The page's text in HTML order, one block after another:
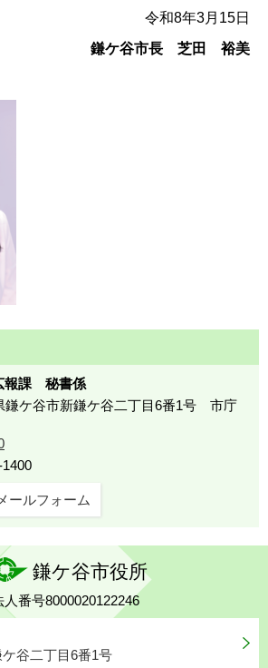
令和8年3月15日
鎌ケ谷市長 芝田 裕美
報課 秘書係
ケ谷市新鎌ケ谷二丁目6番1号 市庁
ールフォーム
鎌ケ谷市役所
人番号8000020122246
谷二丁目6番1号